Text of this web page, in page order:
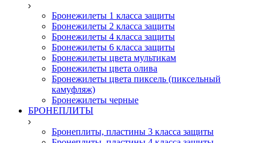
Бронежилеты 1 класса защиты
Бронежилеты 2 класса защиты
Бронежилеты 4 класса защиты
Бронежилеты 6 класса защиты
Бронежилеты цвета мультикам
Бронежилеты цвета олива
Бронежилеты цвета пиксель (пиксельный
камуфляж)
Бронежилеты черные
БРОНЕПЛИТЫ
Бронеплиты, пластины 3 класса защиты